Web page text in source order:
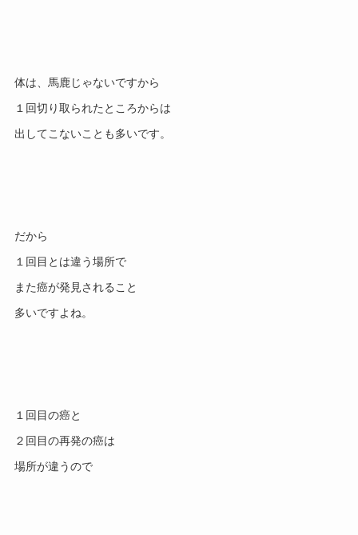
体は、馬鹿じゃないですから
１回切り取られたところからは
だから
１回目とは違う場所で
また癌が発見されること
１回目の癌と
２回目の再発の癌は
場所が違うので